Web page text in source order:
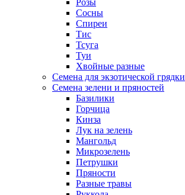
Розы
Сосны
Спиреи
Тис
Тсуга
Туи
Хвойные разные
Семена для экзотической грядки
Семена зелени и пряностей
Базилики
Горчица
Кинза
Лук на зелень
Мангольд
Микрозелень
Петрушки
Пряности
Разные травы